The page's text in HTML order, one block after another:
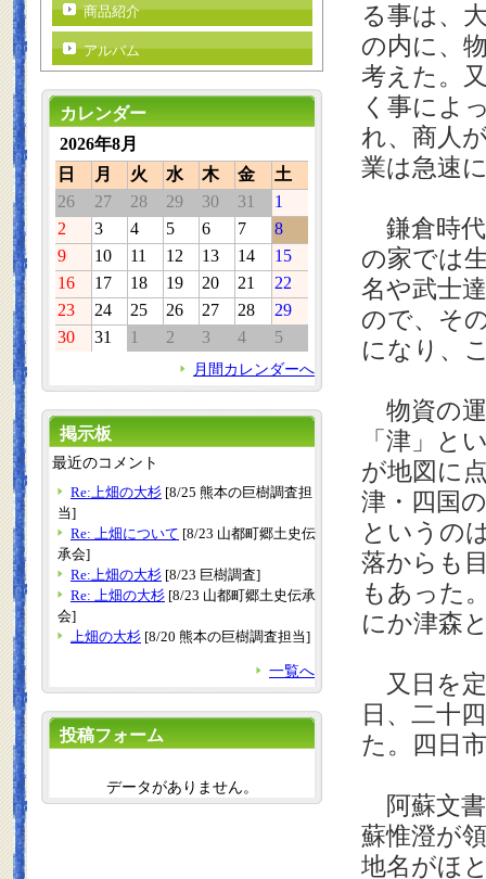
る事は、
の内に、
考えた。
く事によ
れ、商人
業は急速
鎌倉時代
の家では
名や武士
ので、そ
になり、
物資の運
「津」と
が地図に
津・四国
というの
落からも
もあった
にか津森
又日を定
日、二十
た。四日
阿蘇文
蘇惟澄が
地名がほ
商品紹介
アルバム
カレンダー
2026年8月
日
月 火 水 木 金
土
26
27 28 29 30 31
1
2
3 4 5 6 7
8
9
10 11 12 13 14
15
16
17 18 19 20 21
22
23
24 25 26 27 28
29
30
31 1 2 3 4 5
月間カレンダーへ
掲示板
最近のコメント
Re:上畑の大杉 [8/25 熊本の巨樹調査担
当]
Re: 上畑について [8/23 山都町郷土史伝
承会]
Re:上畑の大杉 [8/23 巨樹調査]
Re: 上畑の大杉 [8/23 山都町郷土史伝承
会]
上畑の大杉 [8/20 熊本の巨樹調査担当]
一覧へ
投稿フォーム
データがありません。